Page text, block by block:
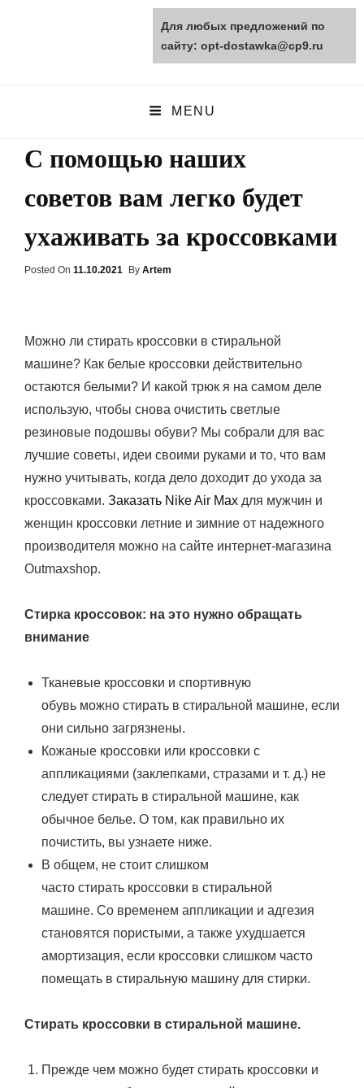
opt-dostawka.ru
MENU
С помощью наших
советов вам легко будет
ухаживать за кроссовками
Posted On Posted
11.10.2021 By Artem
Можно ли стирать кроссовки в стиральной
машине? Как белые кроссовки действительно
остаются белыми? И какой трюк я на самом деле
использую, чтобы снова очистить светлые
резиновые подошвы обуви? Мы собрали для вас
лучшие советы, идеи своими руками и то, что вам
нужно учитывать, когда дело доходит до ухода за
кроссовками. Заказать Nike Air Max для мужчин и
женщин кроссовки летние и зимние от надежного
производителя можно на сайте интернет-магазина
Outmaxshop.
Стирка кроссовок: на это нужно обращать
внимание
Тканевые кроссовки и спортивную
обувь можно стирать в стиральной машине, если
они сильно загрязнены.
Кожаные кроссовки или кроссовки с
аппликациями (заклепками, стразами и т. д.) не
следует стирать в стиральной машине, как
обычное белье. О том, как правильно их
почистить, вы узнаете ниже.
В общем, не стоит слишком
часто стирать кроссовки в стиральной
машине. Со временем аппликации и адгезия
становятся пористыми, а также ухудшается
амортизация, если кроссовки слишком часто
помещать в стиральную машину для стирки.
Стирать кроссовки в стиральной машине.
Прежде чем можно будет стирать кроссовки и
Для любых предложений по
сайту: opt-dostawka@cp9.ru